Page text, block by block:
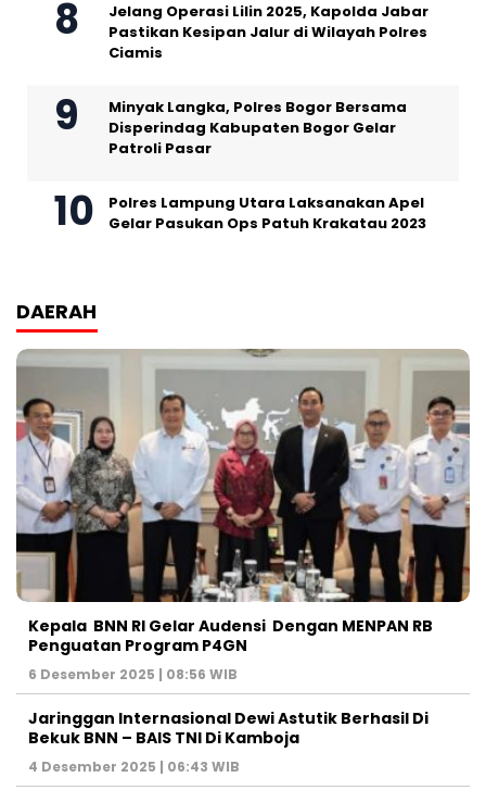
Jelang Operasi Lilin 2025, Kapolda Jabar
Pastikan Kesipan Jalur di Wilayah Polres
Ciamis
Minyak Langka, Polres Bogor Bersama
Disperindag Kabupaten Bogor Gelar
Patroli Pasar
Polres Lampung Utara Laksanakan Apel
Gelar Pasukan Ops Patuh Krakatau 2023
DAERAH
Kepala BNN RI Gelar Audensi Dengan MENPAN RB
Penguatan Program P4GN
6 Desember 2025 | 08:56 WIB
Jaringgan Internasional Dewi Astutik Berhasil Di
Bekuk BNN – BAIS TNI Di Kamboja
4 Desember 2025 | 06:43 WIB